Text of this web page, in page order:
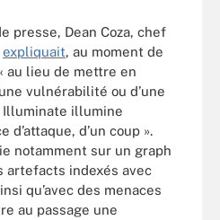
presse, Dean Coza, chef
expliquait, au moment de
au lieu de mettre en
vulnérabilité ou d’une
Illuminate illumine
d’attaque, d’un coup ».
notamment sur un graph
artefacts indexés avec
qu’avec des menaces
au passage une